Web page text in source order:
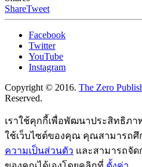
ShareTweet
Facebook
Twitter
YouTube
Instagram
Copyright © 2016. The Zero
Reserved.
เราใช้คุกกี้เพื่อพัฒนาประสิทธิภ
ใช้เว็บไซต์ของคุณ คุณสามารถศึ
ความเป็นส่วนตัว และสามารถจัด